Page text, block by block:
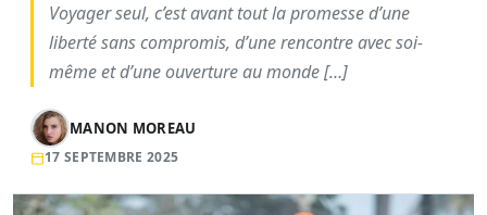
Voyager seul, c’est avant tout la promesse d’une
liberté sans compromis, d’une rencontre avec soi-
même et d’une ouverture au monde […]
MANON MOREAU
17 SEPTEMBRE 2025